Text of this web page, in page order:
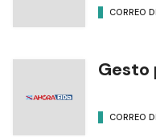
CORREO
Gesto
CORREO